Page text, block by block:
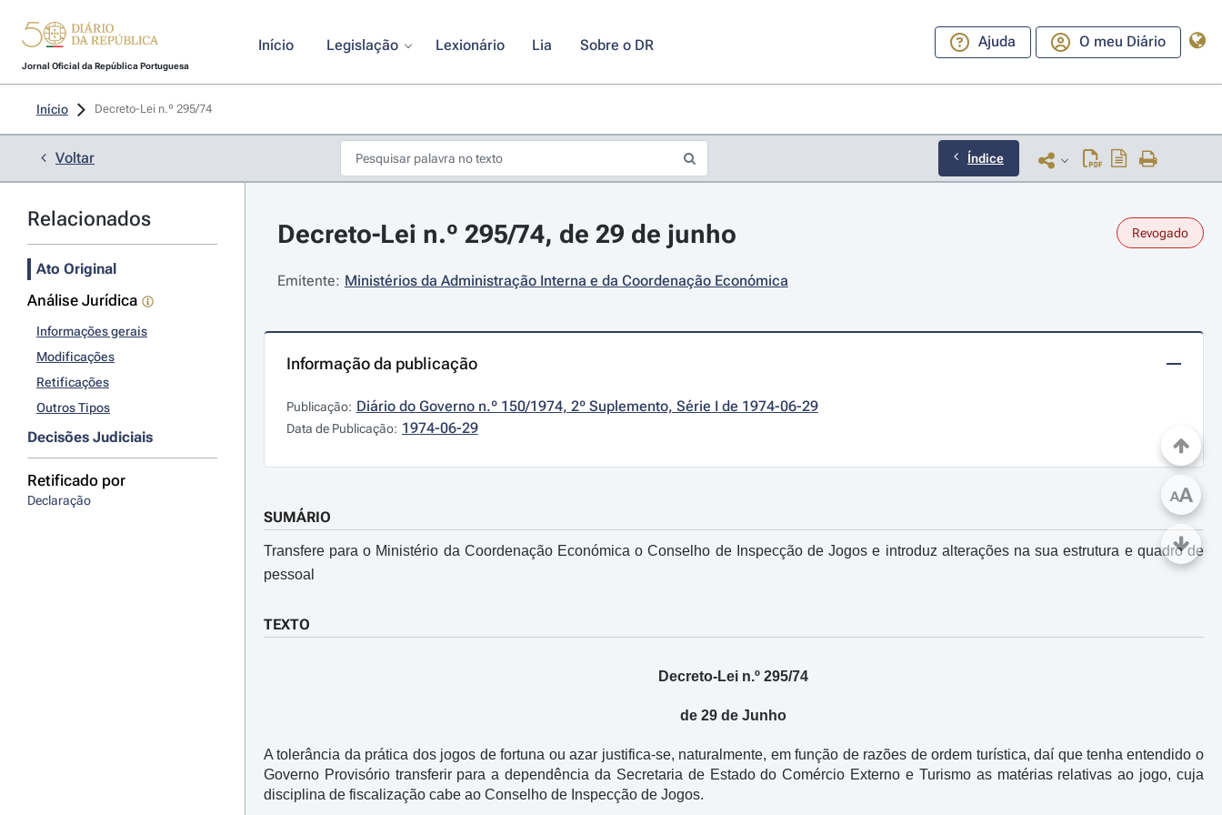
Jornal Oficial da República Portuguesa
Início Legislação Lexionário Lia Sobre o DR Ajuda O meu Diário
Início Decreto-Lei n.º 295/74
Voltar Índice
Relacionados
Ato Original
Análise Jurídica
Informações gerais
Modificações
Retificações
Outros Tipos
Decisões Judiciais
Retificado por
Declaração
Decreto-Lei n.º 295/74, de 29 de junho Revogado
Emitente: Ministérios da Administração Interna e da Coordenação Económica
Informação da publicação
Publicação: Diário do Governo n.º 150/1974, 2º Suplemento, Série I de 1974-06-29
Data de Publicação: 1974-06-29
SUMÁRIO
Transfere para o Ministério da Coordenação Económica o Conselho de Inspecção de Jogos e introduz alterações na sua estrutura e quadro de
pessoal
TEXTO
Decreto-Lei n.º 295/74
de 29 de Junho
A tolerância da prática dos jogos de fortuna ou azar justifica-se, naturalmente, em função de razões de ordem turística, daí que tenha entendido o
Governo Provisório transferir para a dependência da Secretaria de Estado do Comércio Externo e Turismo as matérias relativas ao jogo, cuja
disciplina de fiscalização cabe ao Conselho de Inspecção de Jogos.
AA